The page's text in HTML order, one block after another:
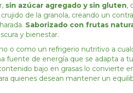
sin azúcar agregado y sin gluten,
de la granola, creando un
Saborizado con frutas
y bienestar.
o como un refrigerio nutritivo a
fuente de energía que se adapta a
bajo en grasas lo convierte
quienes desean mantener un